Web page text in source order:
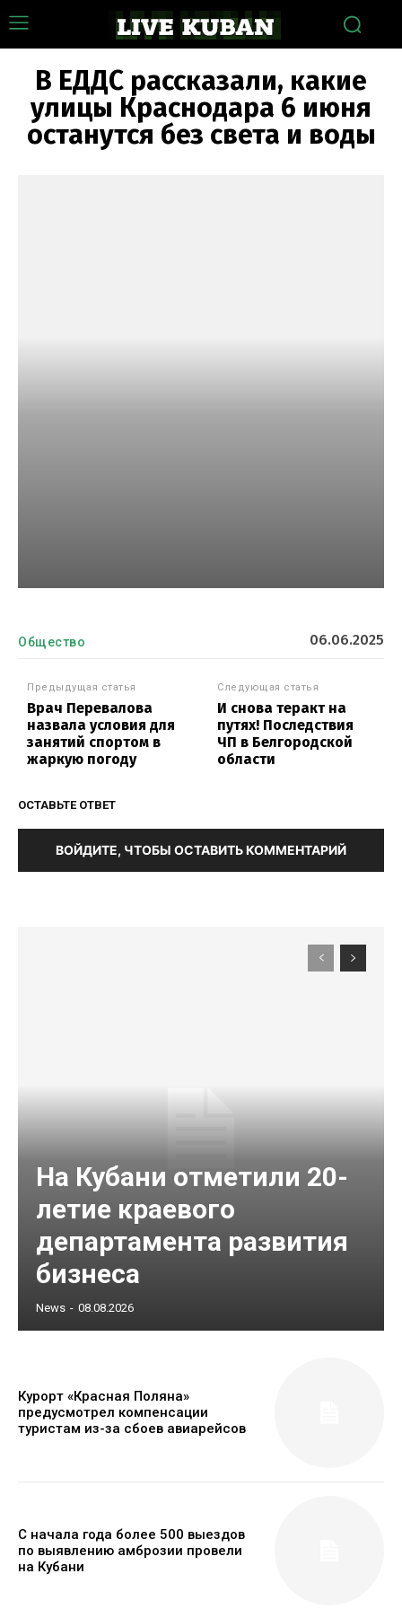
В ЕДДС рассказали, какие
улицы Краснодара 6 июня
останутся без света и воды
Общество 06.06.2025
Предыдущая статья
Врач Перевалова
назвала условия для
занятий спортом в
жаркую погоду
Следующая статья
И снова теракт на
путях! Последствия
ЧП в Белгородской
области
ОСТАВЬТЕ ОТВЕТ
ВОЙДИТЕ, ЧТОБЫ ОСТАВИТЬ КОММЕНТАРИЙ
На Кубани отметили 20-
летие краевого
департамента развития
бизнеса
News - 08.08.2026
Курорт «Красная Поляна»
предусмотрел компенсации
туристам из-за сбоев авиарейсов
С начала года более 500 выездов
по выявлению амброзии провели
на Кубани